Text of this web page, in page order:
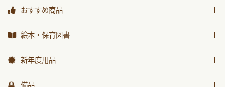
おすすめ商品
おすすめ商品
絵本・保育図書
絵本
新年度用品
出席帳・シール
備品